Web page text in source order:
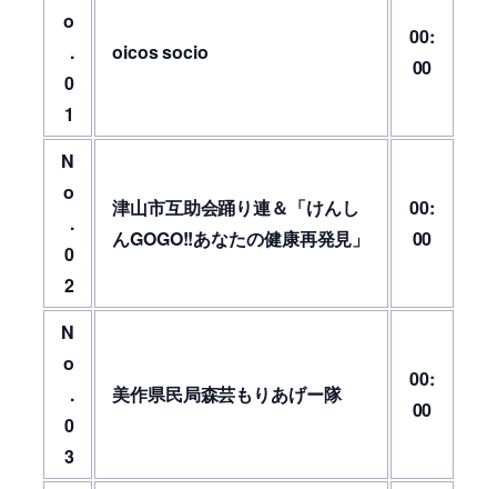
o
.
0
1
oicos socio
00:
00
N
o
.
0
2
津山市互助会踊り連＆「けんし
んGOGO!!あなたの健康再発見」
00:
00
N
o
.
0
3
美作県民局森芸もりあげー隊
00:
00